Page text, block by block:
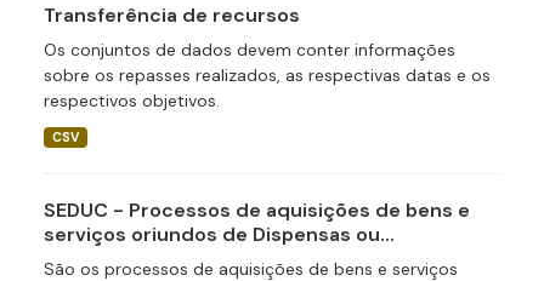
Transferência de recursos
Os conjuntos de dados devem conter informações
sobre os repasses realizados, as respectivas datas e os
respectivos objetivos.
CSV
SEDUC - Processos de aquisições de bens e
serviços oriundos de Dispensas ou...
São os processos de aquisições de bens e serviços